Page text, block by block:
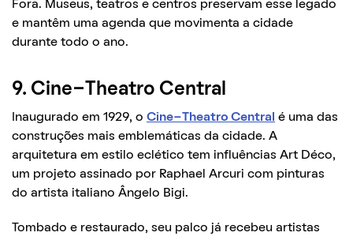
Fora. Museus, teatros e centros preservam esse legado
e mantêm uma agenda que movimenta a cidade
durante todo o ano.
9. Cine-Theatro Central
Inaugurado em 1929, o Cine-Theatro Central
é uma das
construções mais emblemáticas da cidade. A
arquitetura em estilo eclético tem influências Art Déco,
um projeto assinado por Raphael Arcuri com pinturas
do artista italiano Ângelo Bigi.
Tombado e restaurado, seu palco já recebeu artistas